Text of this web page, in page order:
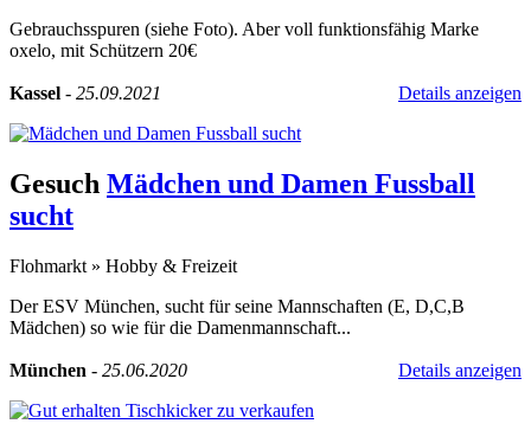
Gebrauchsspuren (siehe Foto). Aber voll funktionsfähig Marke
oxelo, mit Schützern 20€
Kassel - 25.09.2021 Details anzeigen
Gesuch Mädchen und Damen Fussball
sucht
Flohmarkt » Hobby & Freizeit
Der ESV München, sucht für seine Mannschaften (E, D,C,B
Mädchen) so wie für die Damenmannschaft...
München - 25.06.2020 Details anzeigen